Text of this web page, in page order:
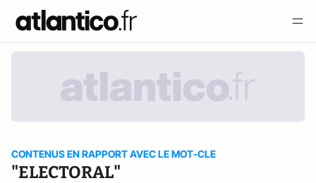
CONTENUS EN RAPPORT AVEC LE MOT-CLE
"ELECTORAL"